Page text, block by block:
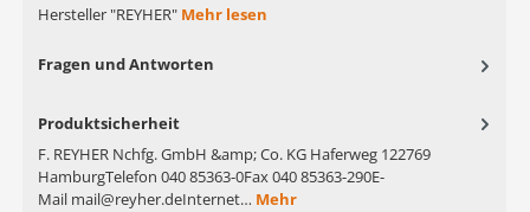
Hersteller "REYHER" Mehr lesen
Fragen und Antworten
Produktsicherheit
F. REYHER Nchfg. GmbH &amp; Co. KG Haferweg 122769
HamburgTelefon 040 85363-0Fax 040 85363-290E-
Mail mail@reyher.deInternet… Mehr